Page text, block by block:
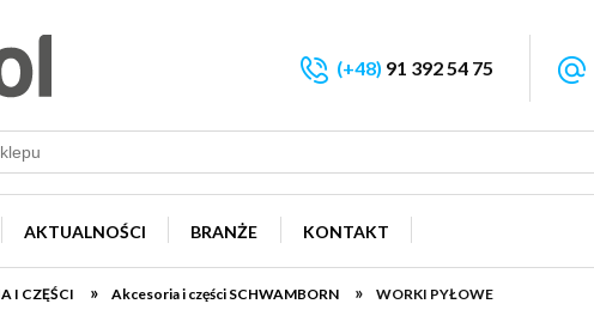
(+48) 91 392 54 75
AKTUALNOŚCI BRANŻE KONTAKT
I CZĘŚCI » Akcesoria i części SCHWAMBORN » WORKI PYŁOWE